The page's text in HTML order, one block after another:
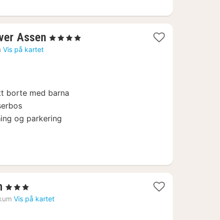
Assen 3
, 4 Stjerner
Vis på kartet
borte med barna
og parkering
1
natt
, 3 Stjerner
Vis på kartet